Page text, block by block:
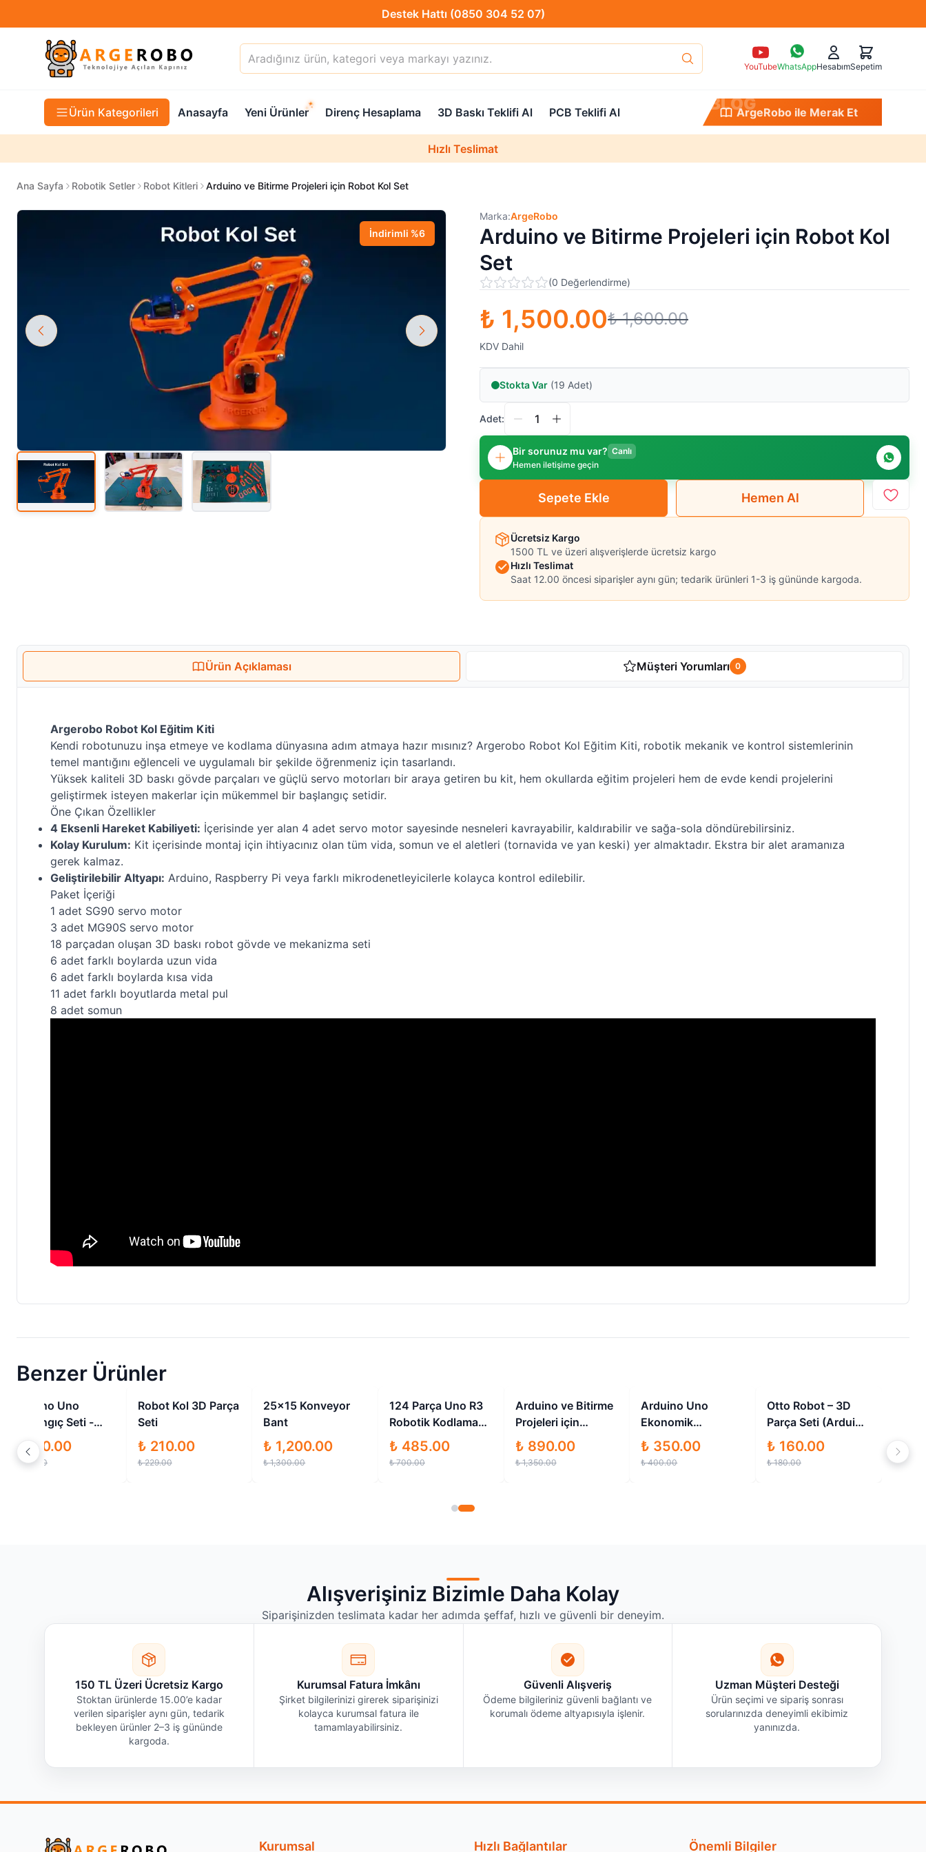
Hızlı Teslimat
YouTubeWhatsAppHesabımSepetim
Ürün Kategorileri Anasayfa Yeni Ürünler Direnç Hesaplama 3D Baskı Teklifi Al PCB Teklifi Al BLOG
ArgeRobo ile Merak Et
Hızlı Teslimat
Uzman Teknik Servis
Ana Sayfa Robotik Setler Robot Kitleri Arduino ve Bitirme Projeleri için Robot Kol Set
İndirimli %6
Marka:ArgeRobo
Arduino ve Bitirme Projeleri için Robot Kol
Set
(0 Değerlendirme)
₺ 1,500.00₺ 1,600.00
KDV Dahil
Stokta Var (19 Adet)
Adet:
Bir sorunuz mu var? Canlı
Hemen iletişime geçin
Sepete Ekle Hemen Al
Ücretsiz Kargo
1500 TL ve üzeri alışverişlerde ücretsiz kargo
Hızlı Teslimat
Saat 12.00 öncesi siparişler aynı gün; tedarik ürünleri 1-3 iş gününde kargoda.
Ürün Açıklaması Müşteri Yorumları 0
Argerobo Robot Kol Eğitim Kiti
Kendi robotunuzu inşa etmeye ve kodlama dünyasına adım atmaya hazır mısınız? Argerobo Robot Kol Eğitim Kiti, robotik mekanik ve kontrol sistemlerinin
temel mantığını eğlenceli ve uygulamalı bir şekilde öğrenmeniz için tasarlandı.
Yüksek kaliteli 3D baskı gövde parçaları ve güçlü servo motorları bir araya getiren bu kit, hem okullarda eğitim projeleri hem de evde kendi projelerini
geliştirmek isteyen makerlar için mükemmel bir başlangıç setidir.
Öne Çıkan Özellikler
4 Eksenli Hareket Kabiliyeti: İçerisinde yer alan 4 adet servo motor sayesinde nesneleri kavrayabilir, kaldırabilir ve sağa-sola döndürebilirsiniz.
Kolay Kurulum: Kit içerisinde montaj için ihtiyacınız olan tüm vida, somun ve el aletleri (tornavida ve yan keski) yer almaktadır. Ekstra bir alet aramanıza
gerek kalmaz.
Geliştirilebilir Altyapı: Arduino, Raspberry Pi veya farklı mikrodenetleyicilerle kolayca kontrol edilebilir.
Paket İçeriği
1 adet SG90 servo motor
3 adet MG90S servo motor
18 parçadan oluşan 3D baskı robot gövde ve mekanizma seti
6 adet farklı boylarda uzun vida
6 adet farklı boylarda kısa vida
11 adet farklı boyutlarda metal pul
8 adet somun
Benzer Ürünler
İndirimli
Arduino Uno
Başlangıç Seti -
100 Parça
₺ 300.00
₺ 350.00
İndirimli
Robot Kol 3D Parça
Seti
₺ 210.00
₺ 229.00
İndirimli
25x15 Konveyor
Bant
₺ 1,200.00
₺ 1,300.00
İndirimli
124 Parça Uno R3
Robotik Kodlama
Uygulamaları Süper
Başlangıç Proje
₺ 485.00
₺ 700.00
İndirimli
Arduino ve Bitirme
Projeleri için
Konveyör Bant Set
₺ 890.00
₺ 1,350.00
İndirimli
Arduino Uno
Ekonomik
Başlangıç Seti
₺ 350.00
₺ 400.00
İndirimli
Otto Robot – 3D
Parça Seti (Arduino
Nano Uyumlu)
₺ 160.00
₺ 180.00
Alışverişiniz Bizimle Daha Kolay
Siparişinizden teslimata kadar her adımda şeffaf, hızlı ve güvenli bir deneyim.
150 TL Üzeri Ücretsiz Kargo
Stoktan ürünlerde 15.00’e kadar
verilen siparişler aynı gün, tedarik
bekleyen ürünler 2–3 iş gününde
kargoda.
Kurumsal Fatura İmkânı
Şirket bilgilerinizi girerek siparişinizi
kolayca kurumsal fatura ile
tamamlayabilirsiniz.
Güvenli Alışveriş
Ödeme bilgileriniz güvenli bağlantı ve
korumalı ödeme altyapısıyla işlenir.
Uzman Müşteri Desteği
Ürün seçimi ve sipariş sonrası
sorularınızda deneyimli ekibimiz
yanınızda.
Kurumsal Hızlı Bağlantılar Önemli Bilgiler